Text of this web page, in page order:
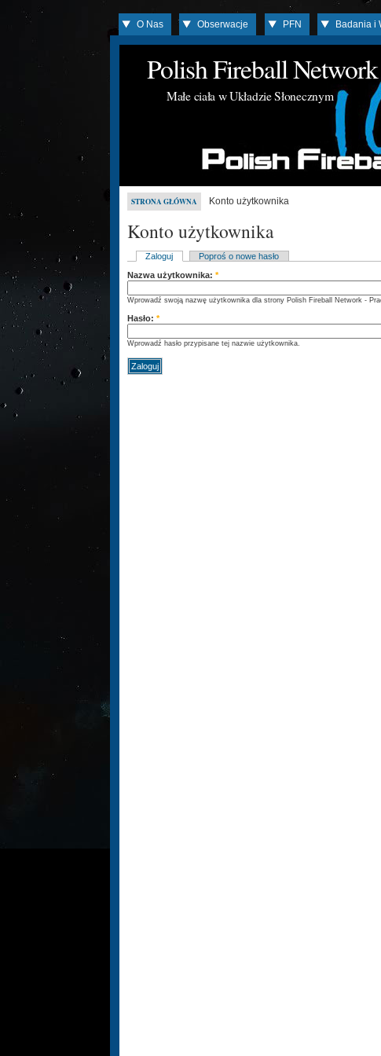
O Nas Obserwacje PFN Badania i
Polish Fireball
Małe ciała w Układzie Słonecznym
STRONA GŁÓWNA Konto użytkownika
Konto użytkownika
Zaloguj
Poproś o nowe hasło
Nazwa użytkownika: *
Wprowadź swoją nazwę użytkownika dla strony Polish Fireball Network -
Hasło: *
Wprowadź hasło przypisane tej nazwie użytkownika.